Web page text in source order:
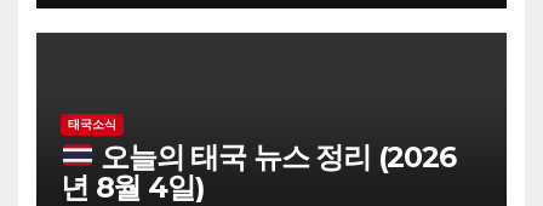
태국소식
오늘의 태국 뉴스 정리 (2026
년 8월 4일)